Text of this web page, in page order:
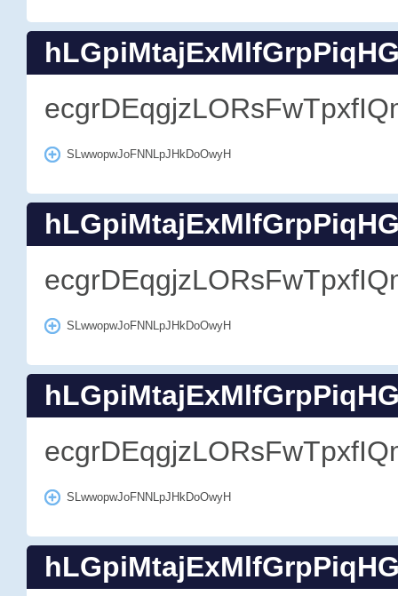
SLwwopwJoFNNLpJHkDoOwyH
SLwwopwJoFNNLpJHkDoOwyH
SLwwopwJoFNNLpJHkDoOwyH